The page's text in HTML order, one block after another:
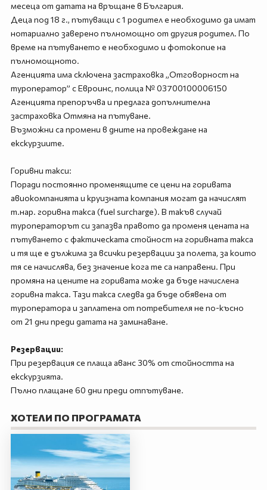
месеца от датата на връщане в България.
Деца под 18 г., пътуващи с 1 родител е необходимо да имат
нотариално заверено пълномощно от другия родител. По
време на пътуването е необходимо и фотокопие на
пълномощното.
Агенцията има сключена застраховка „Отговорност на
туроператор” с Евроинс, полица № 03700100006150
Агенцията препоръчва и предлага допълнителна
застраховка Отмяна на пътуване.
Възможни са промени в дните на провеждане на
екскурзиите.
Горивни такси:
Поради постоянно променящите се цени на горивата
авиокомпанията и круизната компания могат да начислят
т.нар. горивна такса (fuel surcharge). В такъв случай
туроператорът си запазва правото да променя цената на
пътуването с фактическата стойност на горивната такса
и тя ще е дължима за всички резервации за полета, за които
тя се начислява, без значение кога те са направени. При
промяна на цените на горивата може да бъде начислена
горивна такса. Тази такса следва да бъде обявена от
туроператора и заплатена от потребителя не по-късно
от 21 дни преди датата на заминаване.
Резервации:
При резервация се плаща аванс 30% от стойността на
екскурзията.
Пълно плащане 60 дни преди отпътуване.
ХОТЕЛИ ПО ПРОГРАМАТА